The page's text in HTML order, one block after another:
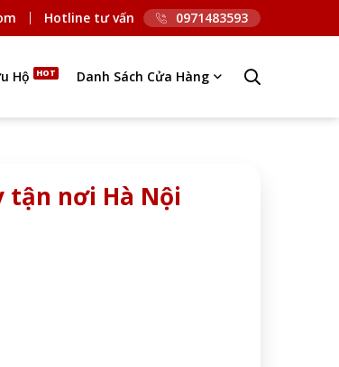
Hotline tư vấn 0971483593
Hộ Danh Sách Cửa Hàng
tận nơi Hà Nội